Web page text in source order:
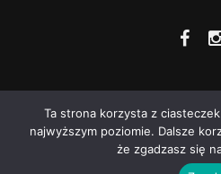
COPRZECZYTAĆ.PL 2021 | STRONA
Ta strona korzysta z
najwyższym poziomie. Dalsze
że zgadzasz się